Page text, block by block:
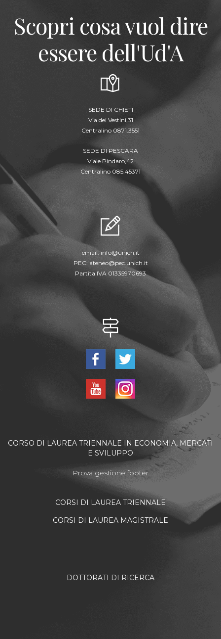
Scopri cosa vuol dire
essere dell'Ud'A
SEDE DI CHIETI
Via dei Vestini,31
Centralino 0871.3551
SEDE DI PESCARA
Viale Pindaro,42
Centralino 085.45371
email: info@unich.it
PEC: ateneo@pec.unich.it
Partita IVA 01335970693
CORSO DI LAUREA TRIENNALE IN ECONOMIA, MERCATI
E SVILUPPO
Prova gestione footer
CORSI DI LAUREA TRIENNALE
CORSI DI LAUREA MAGISTRALE
DOTTORATI DI RICERCA